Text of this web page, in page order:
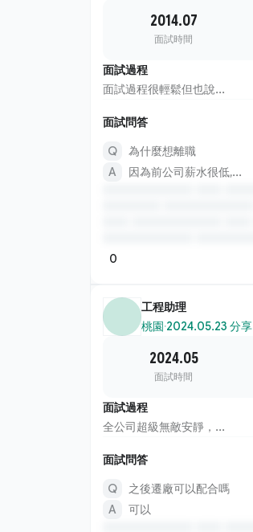
2014.07
面試時間
面試過程
面試過程很輕鬆但也說...
面試問答
為什麼想離職
因為前公司薪水很低,...
0
工程助理
桃園·2024.05.23 分享
2024.05
面試時間
面試過程
全公司超級無敵安靜，...
面試問答
之後遷廠可以配合嗎
可以